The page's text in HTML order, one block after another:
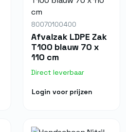
80070100400
Afvalzak LDPE Zak
T100 blauw 70 x
110 cm
Direct leverbaar
Login voor prijzen